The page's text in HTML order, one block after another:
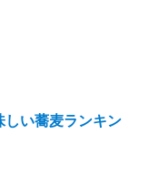
しい蕎麦ランキン